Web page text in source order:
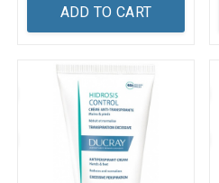
ADD TO CART